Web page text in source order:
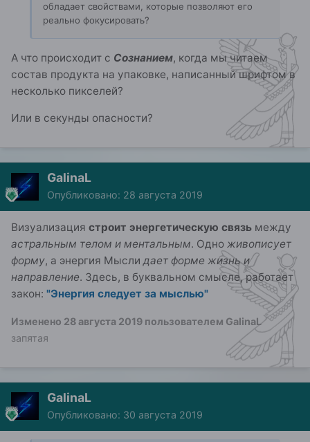
обладает свойствами, которые позволяют его
реально фокусировать?
А что происходит с Сознанием, когда мы читаем
состав продукта на упаковке, написанный шрифтом в
несколько пикселей?
Или в секунды опасности?
GalinaL
Опубликовано: 28 августа 2019
Визуализация строит энергетическую связь между
астральным телом и ментальным. Одно живописует
форму, а энергия Мыслидает форме жизнь и
направление. Здесь, в буквальном смысле, работает
закон: "Энергия следует за мыслью"
Изменено 28 августа 2019 пользователем GalinaL
запятая
GalinaL
Опубликовано: 30 августа 2019